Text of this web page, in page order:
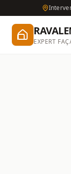
EXPERT